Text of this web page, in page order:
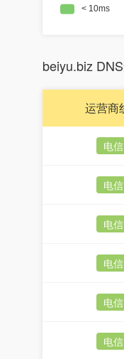
beiyu.biz
运营商
电信
电信
电信
电信
电信
电信